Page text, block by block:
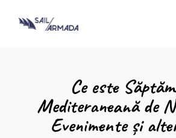
Ce este
Mediteraneană de
Evenimente și